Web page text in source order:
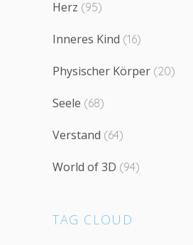
Herz (95)
Inneres Kind (16)
Physischer Körper (20)
Seele (68)
Verstand (64)
World of 3D (94)
TAG CLOUD